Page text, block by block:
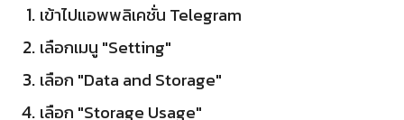
เข้าไปแอพพลิเคชั่น Telegram
เลือกเมนู "Setting"
เลือก "Data and Storage"
เลือก "Storage Usage"